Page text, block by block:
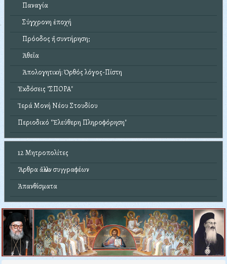
Παναγία
Σύγχρονη ἐποχή
Πρόοδος ἤ συντήρηση;
Ἀθεΐα
Ἀπολογητική: Ὀρθός λόγος-Πίστη
Ἐκδόσεις "ΣΠΟΡΑ"
Ἱερά Μονή Νέου Στουδίου
Περιοδικό "Ἐλεύθερη Πληροφόρηση"
12 Μητροπολίτες
Ἄρθρα ἄλλων συγγραφέων
Ἀπανθίσματα